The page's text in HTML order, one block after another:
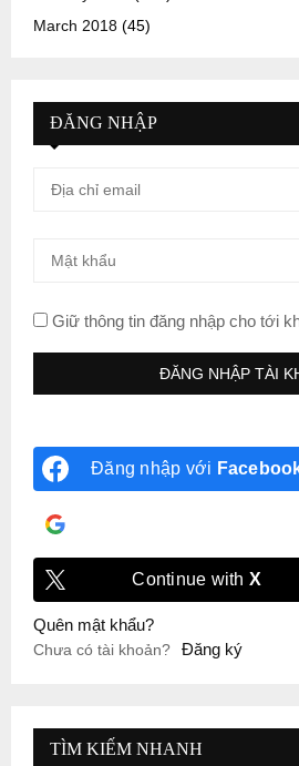
March 2018 (45)
ĐĂNG NHẬP
Giữ thông tin đăng nhập cho tới
Đăng nhập với
Continue with X
Quên mật khẩu?
Chưa có tài khoản? Đăng ký
TÌM KIẾM NHANH